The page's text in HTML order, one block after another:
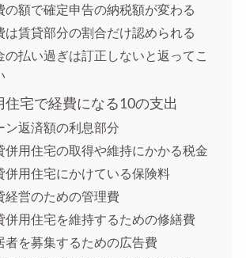
の額で確定申告の納税額が変わる
は賃貸部分の割合だけ認められる
の払い過ぎは訂正しないと返ってこ
住宅で経費になる10の支出
ン返済額の利息部分
併用住宅の取得や維持にかかる税金
併用住宅にかけている保険料
経営のための管理費
併用住宅を維持するための修繕費
者を募集するための広告費